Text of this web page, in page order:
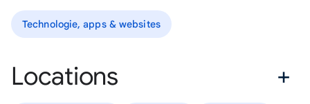
Technologie, apps & websites
Locations